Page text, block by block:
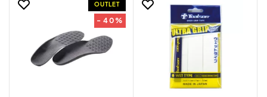
OUTLET
- 40%